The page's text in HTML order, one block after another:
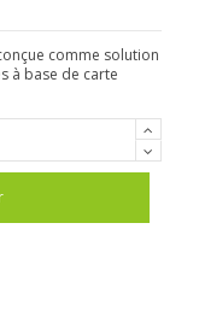
comme solution
à base de carte